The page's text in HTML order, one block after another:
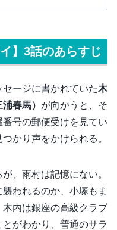
】3話のあらすじ
ージに書かれていた木
春馬） が向かうと、そ
号の郵便受けを見てい
つかり声をかけられる。
、雨村は記憶にない。
襲われるのか、小塚もま
内は銀座の高級クラブ
とがわかり、普通のサラ